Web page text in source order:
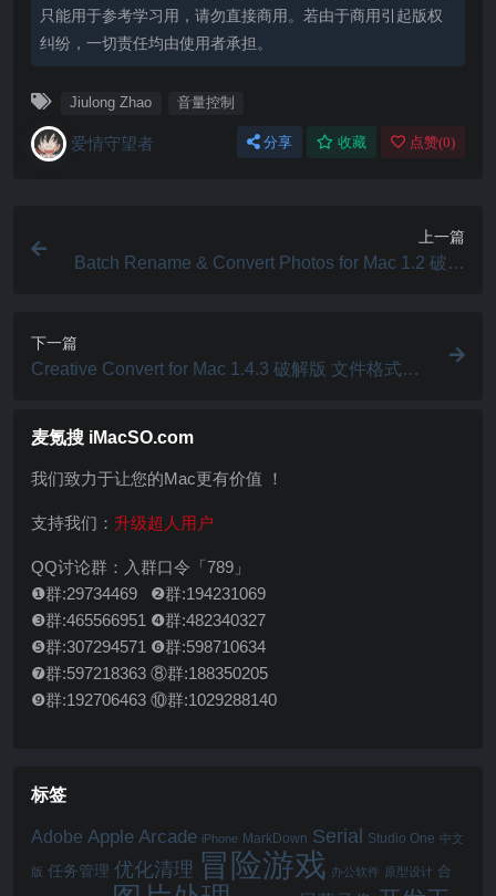
只能用于参考学习用，请勿直接商用。若由于商用引起版权
纠纷，一切责任均由使用者承担。
Jiulong Zhao 音量控制
爱情守望者 分享 收藏 点赞(0)
上一篇
Batch Rename & Convert Photos for Mac 1.2 破解
下一篇
Creative Convert for Mac 1.4.3 破解版 文件格式转
麦氪搜 iMacSO.com
我们致力于让您的Mac更有价值 ！
支持我们： 升级超人用户
QQ讨论群：入群口令「789」
❶群:29734469 ❷群:194231069
❸群:465566951 ❹群:482340327
❺群:307294571 ❻群:598710634
❼群:597218363 ⑧群:188350205
❾群:192706463 ⑩群:1029288140
标签
Adobe Apple Arcade iPhone MarkDown Serial Studio One 中文
版 任务管理 优化清理 冒险游戏 办公软件 原型设计 合